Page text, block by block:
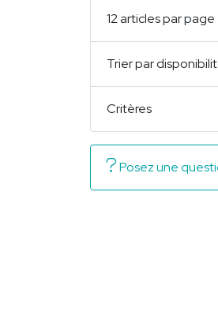
12 articles par page
Trier par
Critères
Posez une